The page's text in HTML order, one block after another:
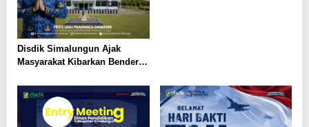
Disdik Simalungun Ajak
Masyarakat Kibarkan Bendera
Agustus 2026